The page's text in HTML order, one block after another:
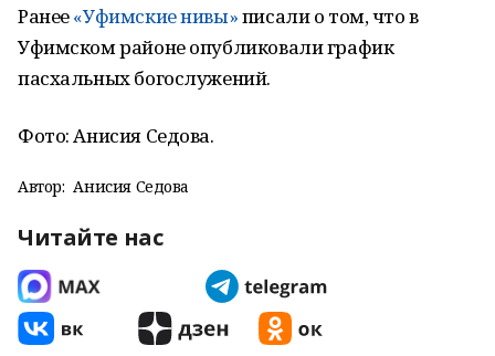
Ранее«Уфимские нивы»писали о том, что в
Уфимском районе опубликовали график
пасхальных богослужений.
Фото: Анисия Седова.
Автор: Анисия Седова
Читайте нас